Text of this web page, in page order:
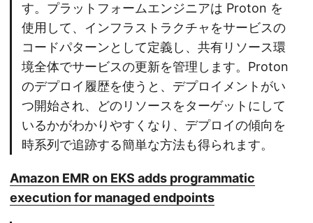
す。プラットフォームエンジニアは Proton を
使用して、インフラストラクチャをサービスの
コードパターンとして定義し、共有リソース環
境全体でサービスの更新を管理します。Proton
のデプロイ履歴を使うと、デプロイメントがい
つ開始され、どのリソースをターゲットにして
いるかがわかりやすくなり、デプロイの傾向を
時系列で追跡する簡単な方法も得られます。
Amazon EMR on EKS adds programmatic
execution for managed endpoints